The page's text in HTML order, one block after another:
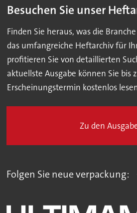
Besuchen Sie unser
Finden Sie heraus, was die
das umfangreiche Heftarchiv für
profitieren Sie von detaillierten
aktuellste Ausgabe können Sie bis
Erscheinungstermin kostenlos
Zu den
Folgen Sie neue verpackung: